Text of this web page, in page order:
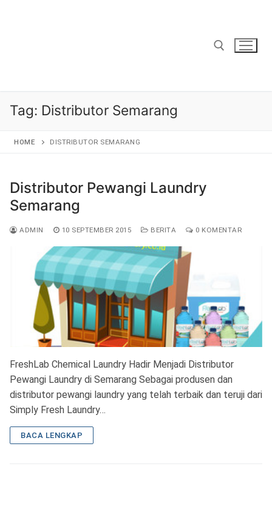
Tag: Distributor Semarang
HOME DISTRIBUTOR SEMARANG
Distributor Pewangi Laundry
Semarang
ADMIN 10 SEPTEMBER 2015 BERITA 0 KOMENTAR
FreshLab Chemical Laundry Hadir Menjadi Distributor
Pewangi Laundry di Semarang Sebagai produsen dan
distributor pewangi laundry yang telah terbaik dan teruji dari
Simply Fresh Laundry…
BACA LENGKAP